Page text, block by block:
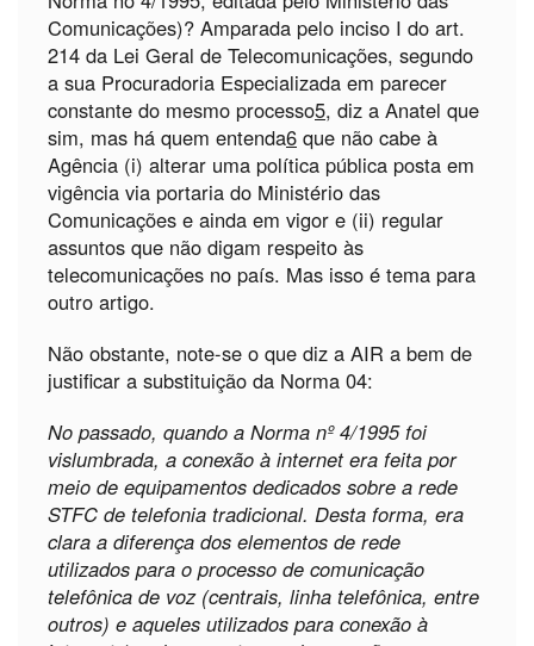
Comunicações)? Amparada pelo inciso I do art.
214 da Lei Geral de Telecomunicações, segundo
a sua Procuradoria Especializada em parecer
constante do mesmo processo5, diz a Anatel que
sim, mas há quem entenda6 que não cabe à
Agência (i) alterar uma política pública posta em
vigência via portaria do Ministério das
Comunicações e ainda em vigor e (ii) regular
assuntos que não digam respeito às
telecomunicações no país. Mas isso é tema para
outro artigo.
Não obstante, note-se o que diz a AIR a bem de
justificar a substituição da Norma 04:
No passado, quando a Norma nº 4/1995 foi
vislumbrada, a conexão à internet era feita por
meio de equipamentos dedicados sobre a rede
STFC de telefonia tradicional. Desta forma, era
clara a diferença dos elementos de rede
utilizados para o processo de comunicação
telefônica de voz (centrais, linha telefônica, entre
outros) e aqueles utilizados para conexão à